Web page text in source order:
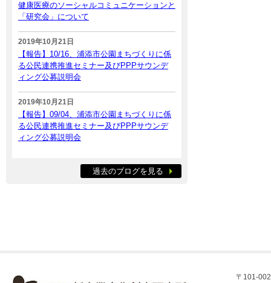
健康医療のソーシャルコミュニケーションと
「研究会」について
2019年10月21日
【報告】10/16、浦添市公園まちづくりに係
る公民連携推進セミナー及びPPPサウンデ
ィング公募説明会
2019年10月21日
【報告】09/04、浦添市公園まちづくりに係
る公民連携推進セミナー及びPPPサウンデ
ィング公募説明会
過去のブログを見る
〒101-